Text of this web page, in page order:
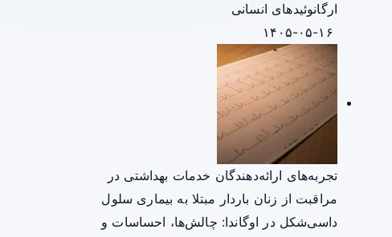
ارگانوئیدهای انسانی
تجربه‌های ارائه‌دهندگان خدمات بهداشتی در
مراقبت از زنان باردار مبتلا به بیماری سلول
داسی‌شکل در اوگاندا: چالش‌ها، احساسات و